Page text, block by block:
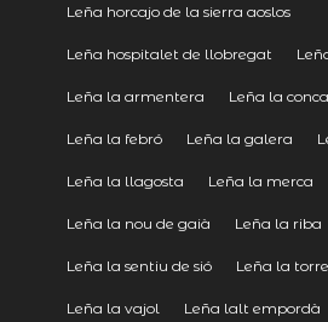
Leña horcajo de la sierra aoslos
Leña hospitalet de llobregat
Leña la armentera Leña la
Leña la febró Leña la galera
Leña la llagosta Leña la merca
Leña la nou de gaià Leña la riba
Leña la sentiu de sió Leña la
Leña la vajol Leña lalt empordà